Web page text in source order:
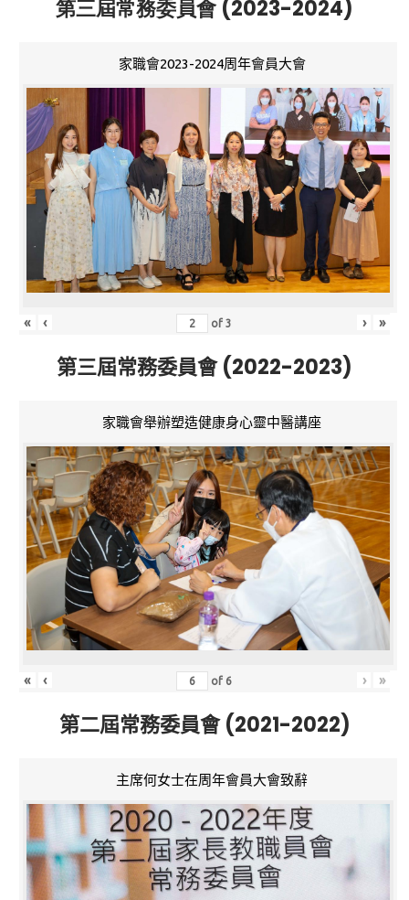
第三屆常務委員會 (2023-2024)
家職會2023-2024周年會員大會
« ‹ of3 › »
第三屆常務委員會 (2022-2023)
家職會舉辦塑造健康身心靈中醫講座
« ‹ of 6 › »
第二屆常務委員會 (2021-2022)
主席何女士在周年會員大會致辭